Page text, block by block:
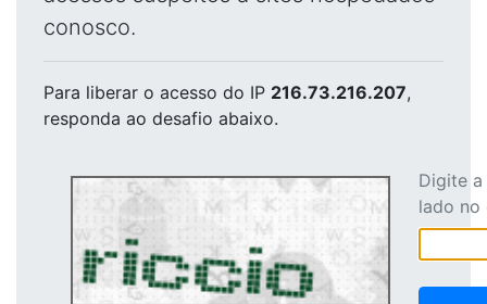
conosco.
Para liberar o acesso do IP 216.73.216.207,
responda ao desafio abaixo.
Digite
lado no